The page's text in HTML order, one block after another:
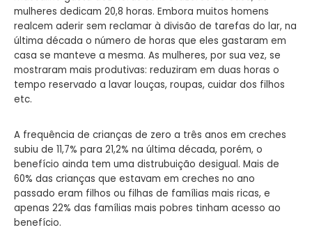
mulheres dedicam 20,8 horas. Embora muitos homens
realcem aderir sem reclamar à divisão de tarefas do lar, na
última década o número de horas que eles gastaram em
casa se manteve a mesma. As mulheres, por sua vez, se
mostraram mais produtivas: reduziram em duas horas o
tempo reservado a lavar louças, roupas, cuidar dos filhos
etc.
A frequência de crianças de zero a três anos em creches
subiu de 11,7% para 21,2% na última década, porém, o
benefício ainda tem uma distrubuição desigual. Mais de
60% das crianças que estavam em creches no ano
passado eram filhos ou filhas de famílias mais ricas, e
apenas 22% das famílias mais pobres tinham acesso ao
benefício.